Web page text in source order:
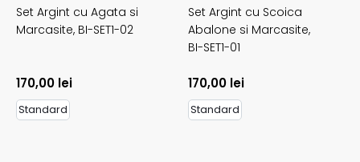
Set Argint cu Agata si
Marcasite, BI-SET1-02
170,00 lei
Standard
Set Argint cu Scoica
Abalone si Marcasite,
BI-SET1-01
170,00 lei
Standard